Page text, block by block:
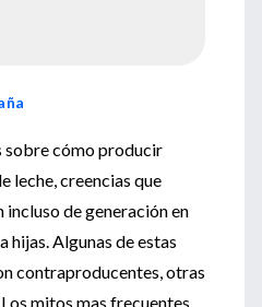
sobre cómo producir
leche, creencias que
de generación en
hijas. Algunas de estas
contraproducentes, otras
mitos mas frecuentes